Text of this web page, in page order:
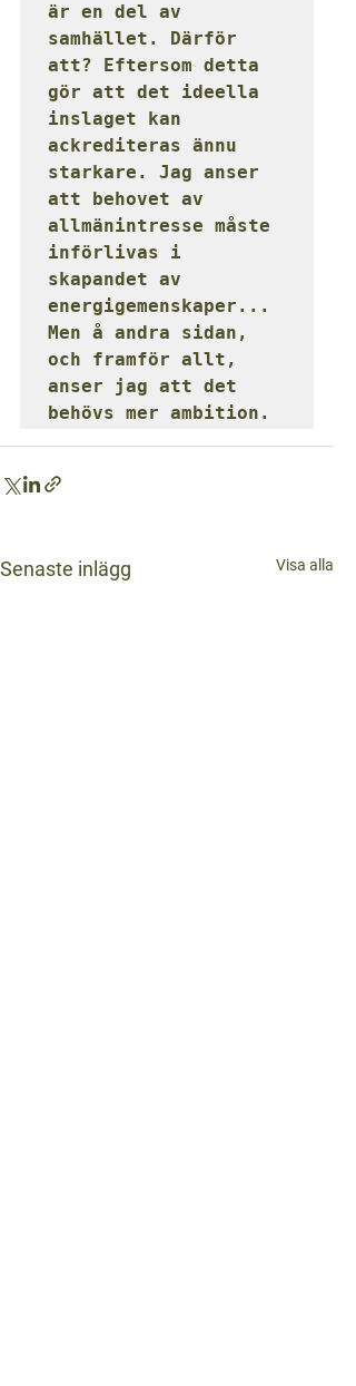
är en del av
samhället. Därför
att? Eftersom detta
gör att det ideella
inslaget kan
ackrediteras ännu
starkare. Jag anser
att behovet av
allmänintresse måste
införlivas i
skapandet av
energigemenskaper...
Men å andra sidan,
och framför allt,
anser jag att det
behövs mer ambition.
Senaste inlägg Visa alla